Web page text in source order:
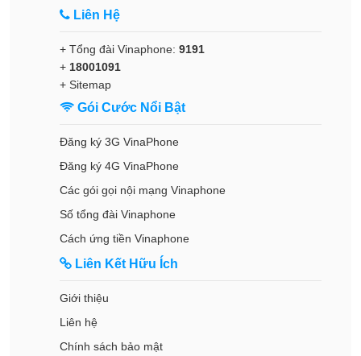
Liên Hệ
+ Tổng đài Vinaphone: 9191
+ 18001091
+ Sitemap
Gói Cước Nổi Bật
Đăng ký 3G VinaPhone
Đăng ký 4G VinaPhone
Các gói gọi nội mạng Vinaphone
Số tổng đài Vinaphone
Cách ứng tiền Vinaphone
Liên Kết Hữu Ích
Giới thiệu
Liên hệ
Chính sách bảo mật